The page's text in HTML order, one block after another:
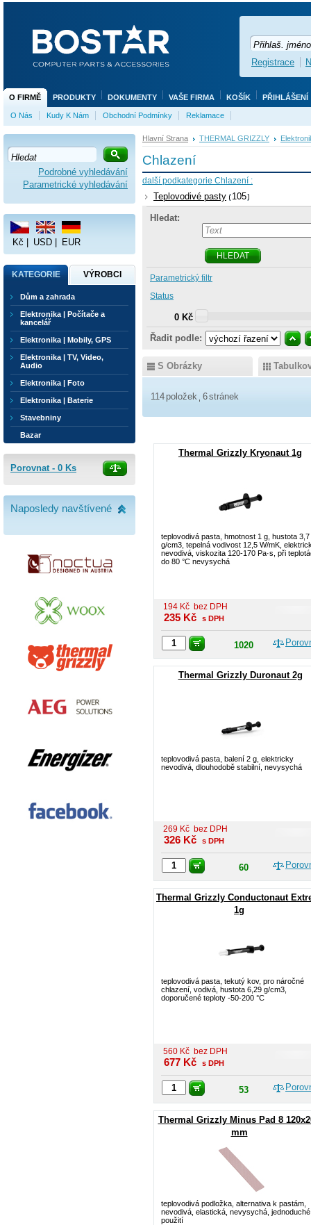
Hlavní Strana THERMAL GRIZZLY
Chlazení
další podkategorie Chlazení :
Teplovodivé pasty 105
Hledat:
HLEDAT
Parametrický filtr
Status
0 Kč
Řadit podle:
S Obrázky
114 položek 6stránek
Thermal Grizzly Kryonaut 1g
teplovodivá pasta, hmotnost 1 g, hustota 3,7
g/cm3, tepelná vodivost 12,5 W/mK,
nevodivá, viskozita 120-170 Pa·s, při
do 80 °C nevysychá
194 Kč bez DPH
235 Kč s DPH
1020
Thermal Grizzly Duronaut 2g
teplovodivá pasta, balení 2 g, elektricky
nevodivá, dlouhodobě stabilní, nevysychá
269 Kč bez DPH
326 Kč s DPH
60
Thermal Grizzly Conductonaut
1g
teplovodivá pasta, tekutý kov, pro náročné
chlazení, vodivá, hustota 6,29 g/cm3,
doporučené teploty -50-200 °C
560 Kč bez DPH
677 Kč s DPH
53
Thermal Grizzly Minus Pad 8
mm
teplovodivá podložka, alternativa k pastám,
nevodivá, elastická, nevysychá, jednoduché
použití
Podrobné vyhledávání
Parametrické vyhledávání
Kč USD EUR
KATEGORIE VÝROBCI
Dům a zahrada
Elektronika | Počítače a
kancelář
Elektronika | Mobily, GPS
Elektronika | TV, Video,
Audio
Elektronika | Foto
Elektronika | Baterie
Stavebniny
Bazar
Porovnat - 0 Ks
Naposledy navštívené
O FIRMĚ PRODUKTY DOKUMENTY VAŠE FIRMA KOŠÍK PŘIHLÁŠENÍ
O Nás Kudy K Nám Obchodní Podmínky Reklamace
Registrace